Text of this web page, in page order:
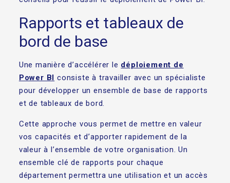
Rapports et tableaux de
bord de base
Une manière d’accélérer le déploiement de
Power BI consiste à travailler avec un spécialiste
pour développer un ensemble de base de rapports
et de tableaux de bord.
Cette approche vous permet de mettre en valeur
vos capacités et d’apporter rapidement de la
valeur à l’ensemble de votre organisation. Un
ensemble clé de rapports pour chaque
département permettra une utilisation et un accès